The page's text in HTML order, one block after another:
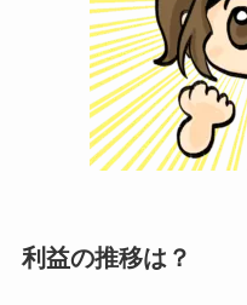
利益の推移は？